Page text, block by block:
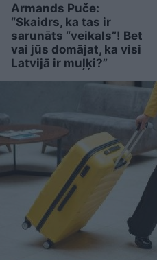
Armands Puče:
“Skaidrs, ka tas ir
sarunāts “veikals”! Bet
vai jūs domājat, ka visi
Latvijā ir muļķi?”